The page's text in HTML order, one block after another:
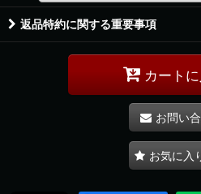
返品特約に関する重要事項
カート
お問い
お気に入